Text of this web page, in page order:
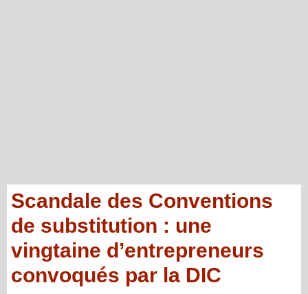
Scandale des Conventions
de substitution : une
vingtaine d’entrepreneurs
convoqués par la DIC